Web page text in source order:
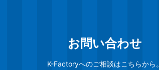
お問い合わせ
K-Factoryへのご相談はこちらから。